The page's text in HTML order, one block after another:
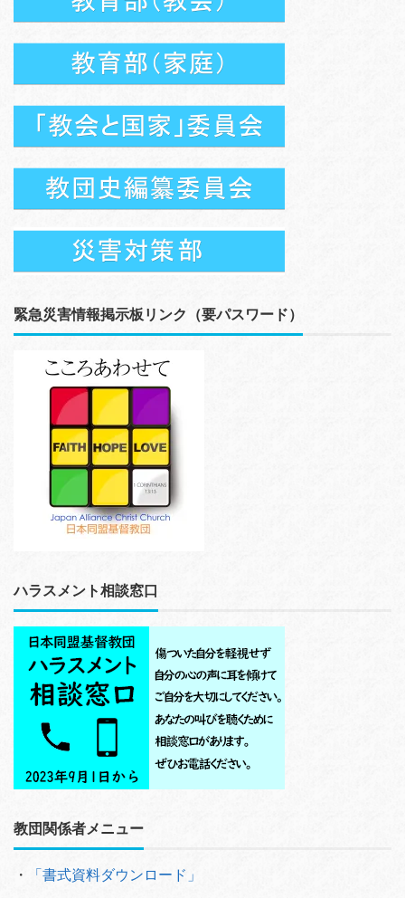
緊急災害情報掲示板リンク（要パスワード）
ハラスメント相談窓口
教団関係者メニュー
・ 「書式資料ダウンロード」